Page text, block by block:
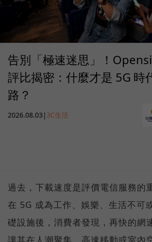
告別「極速迷思」！
評比揭密：什麼才是 5G 時
路？
2026.08.03 | 3C生活
過去，下載速度是評價電信服務的
在 5G 成為工作、娛樂、生活不可
礎設施後，消費者發現，再快的網
讓其在人潮聚集、高速移動或室內